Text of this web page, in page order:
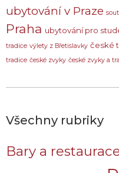
ubytování v Praze
Praha ubytování pro
tradice výlety z Břetislavky české
tradice české zvyky české zvyky a
Všechny rubriky
Bary a